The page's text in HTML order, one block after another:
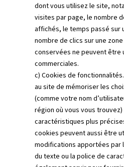
dont vous utilisez le site,
visites par page, le nombre
affichés, le temps passé sur
nombre de clics sur une
conservées ne peuvent être
commerciales.
c) Cookies de
au site de mémoriser les
(comme votre nom
région où vous vous
caractéristiques plus
cookies peuvent aussi être
modifications apportées par
du texte ou la police de